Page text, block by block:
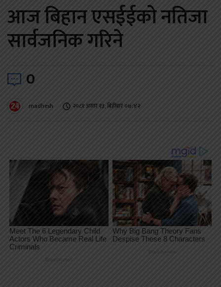
आज बिहान एसईईको नतिजा
सार्वजनिक गरिने
0
madhesh २०८१ असार १३, बिहीबार ०७:४२